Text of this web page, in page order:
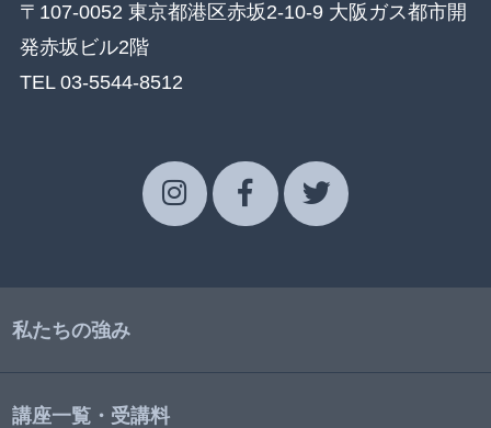
〒107-0052 東京都港区赤坂2-10-9 大阪ガス都市開
発赤坂ビル2階
TEL 03-5544-8512
私たちの強み
講座一覧・受講料